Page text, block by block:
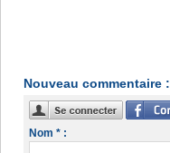
Nouveau commentaire :
Nom * :